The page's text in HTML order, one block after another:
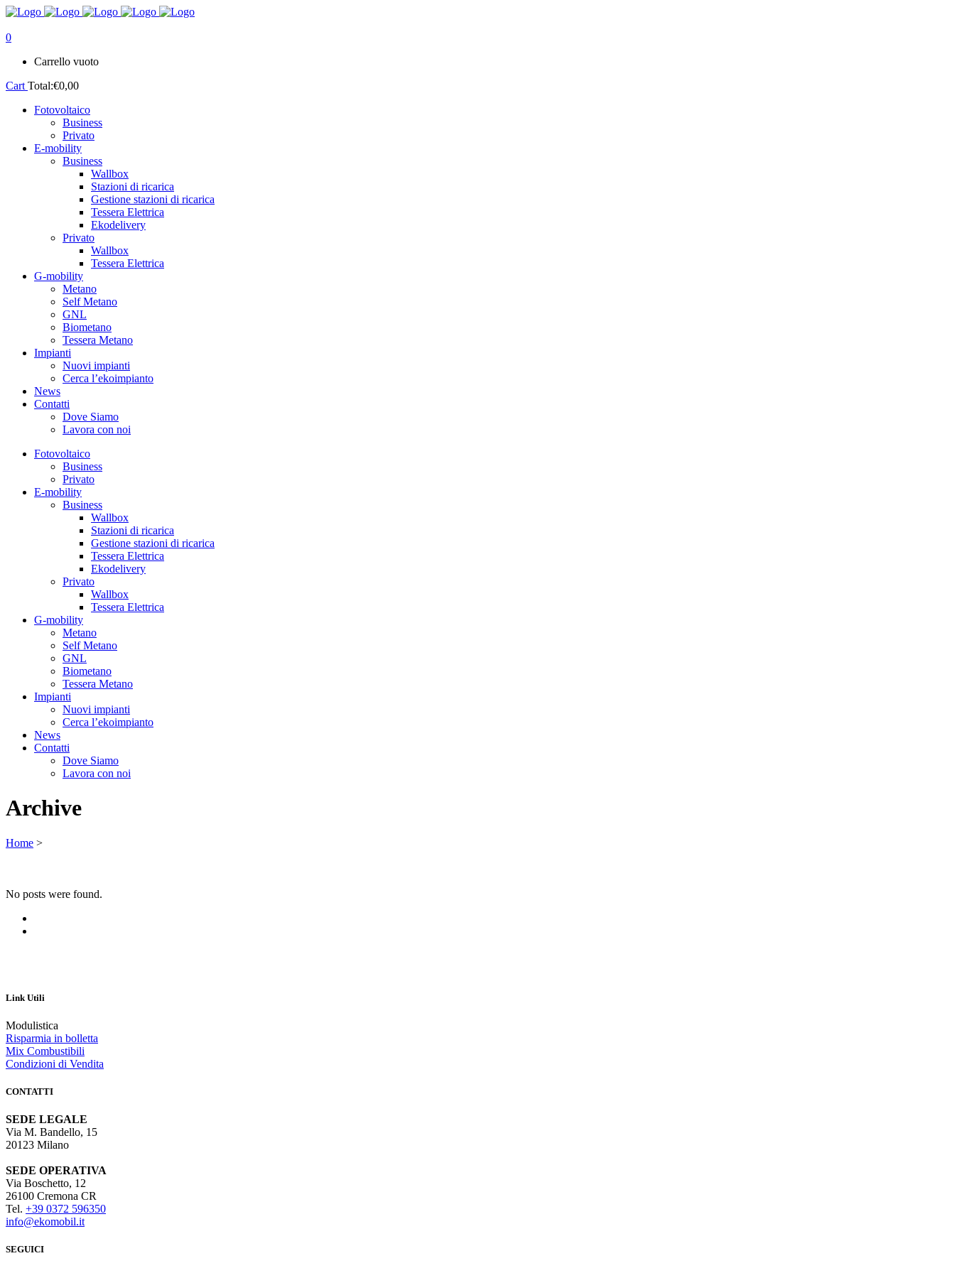
0
Carrello vuoto
Cart Total:€0,00
Fotovoltaico
Business
Privato
E-mobility
Business
Wallbox
Stazioni di ricarica
Gestione stazioni di ricarica
Tessera Elettrica
Ekodelivery
Privato
Wallbox
Tessera Elettrica
G-mobility
Metano
Self Metano
GNL
Biometano
Tessera Metano
Impianti
Nuovi impianti
Cerca l’ekoimpianto
News
Contatti
Dove Siamo
Lavora con noi
Fotovoltaico
Business
Privato
E-mobility
Business
Wallbox
Stazioni di ricarica
Gestione stazioni di ricarica
Tessera Elettrica
Ekodelivery
Privato
Wallbox
Tessera Elettrica
G-mobility
Metano
Self Metano
GNL
Biometano
Tessera Metano
Impianti
Nuovi impianti
Cerca l’ekoimpianto
News
Contatti
Dove Siamo
Lavora con noi
Archive
Home >
No posts were found.
Link Utili
Modulistica
Risparmia in bolletta
Mix Combustibili
Condizioni di Vendita
CONTATTI
SEDE LEGALE
Via M. Bandello, 15
20123 Milano
SEDE OPERATIVA
Via Boschetto, 12
26100 Cremona CR
Tel. +39 0372 596350
info@ekomobil.it
SEGUICI